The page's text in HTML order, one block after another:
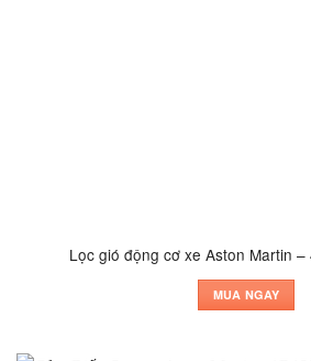
Lọc gió động cơ xe Aston Martin
MUA NGAY